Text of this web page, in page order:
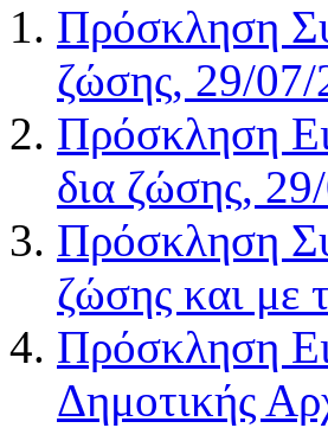
Πρόσκληση
ζώσης, 29/07/
Πρόσκληση
δια ζώσης,
Πρόσκληση
ζώσης και με
Πρόσκληση
Δημοτικής